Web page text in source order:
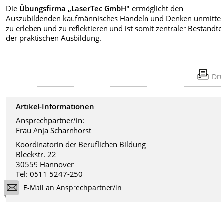
Die Übungsfirma „LaserTec GmbH" ermöglicht den
Auszubildenden kaufmännisches Handeln und Denken
zu erleben und zu reflektieren und ist somit zentraler
der praktischen Ausbildung.
Artikel-Informationen
Ansprechpartner/in:
Frau Anja Scharnhorst
Koordinatorin der Beruflichen Bildung
Bleekstr. 22
30559 Hannover
Tel: 0511 5247-250
E-Mail an Ansprechpartner/in